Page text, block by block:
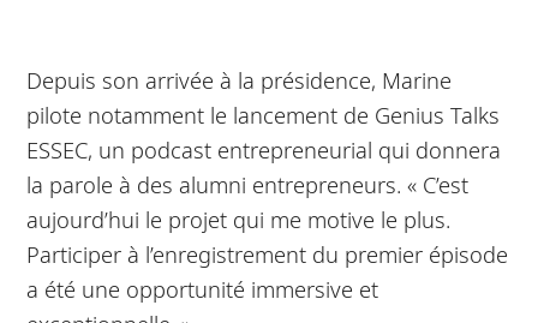
Depuis son arrivée à la présidence, Marine
pilote notamment le lancement de Genius Talks
ESSEC, un podcast entrepreneurial qui donnera
la parole à des alumni entrepreneurs. « C’est
aujourd’hui le projet qui me motive le plus.
Participer à l’enregistrement du premier épisode
a été une opportunité immersive et